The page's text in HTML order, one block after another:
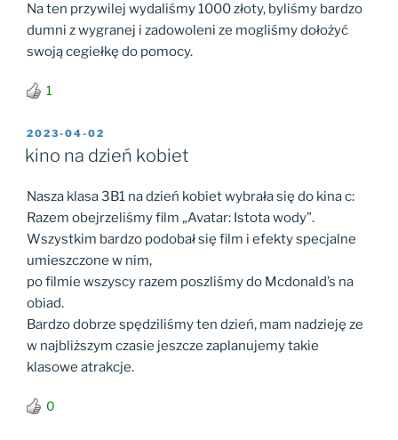
Na ten przywilej wydaliśmy 1000 złoty, byliśmy bardzo
dumni z wygranej i zadowoleni ze mogliśmy dołożyć
swoją cegiełkę do pomocy.
1
OPUBLIKOWANE
W
2023-04-02
kino na dzień kobiet
Nasza klasa 3B1 na dzień kobiet wybrała się do kina c:
Razem obejrzeliśmy film „Avatar: Istota wody”.
Wszystkim bardzo podobał się film i efekty specjalne
umieszczone w nim,
po filmie wszyscy razem poszliśmy do Mcdonald’s na
obiad.
Bardzo dobrze spędziliśmy ten dzień, mam nadzieję ze
w najbliższym czasie jeszcze zaplanujemy takie
klasowe atrakcje.
0